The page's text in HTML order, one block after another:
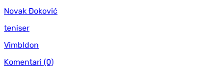
Novak Đoković
teniser
Vimbldon
Komentari (0)